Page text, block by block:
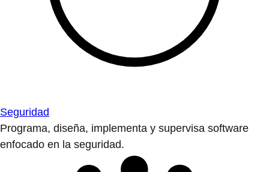
Seguridad
Programa, diseña, implementa y supervisa software
enfocado en la seguridad.